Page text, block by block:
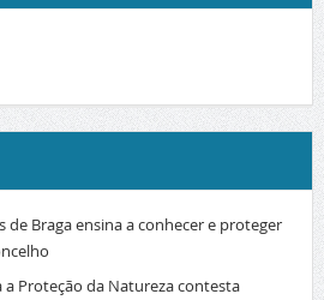
de Braga ensina a conhecer e proteger
a Proteção da Natureza contesta